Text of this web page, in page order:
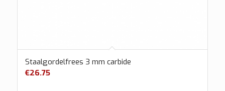
Staalgordelfrees 3 mm carbide
€26.75